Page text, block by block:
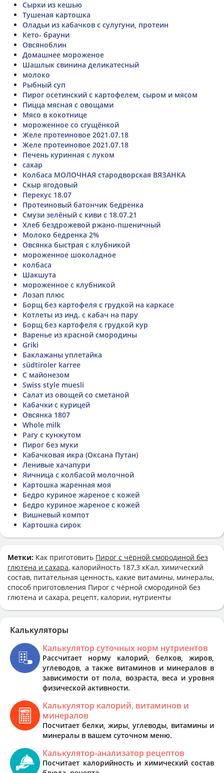
Сырки из кешью
Тушеная картошка
Оладьи из кабачков с сулугуни, протеин
Кето- брауни
Овсяноблин
Домашнее мороженое
Шашлык свинина деликатесный
молоко
Рыбный суп
Пирог осетинский с картофелем, сыром и мясом
Пицца мясная с овощами
Мясо в кокотнице
мороженное со сгущёнкой
Желе протеиновое 2021.07.18
Желе протеиновое 2021.07.18
Печень куринная с луком
сахар
Колбаса МОЛОЧНАЯ стародворская ВЯЗАНКА
Скыр ягодовый
Перекус 18.07
Протеиновый батончик бедренка
Смузи зелёный с киви с 18.07.21
Хлеб бездрожевой ржано-пшеничный
Молоко бедренка 2%
Овсянка быстрая с клубникой
мороженное шоколадное
колбаса
Шакшута
мороженное с клубникой
Лозап плюс
Борщ без картофеля с грудкой на каркасе
Котлеты из инд. с кабач на пару
Борщ без картофеля с грудкой кур
Варенье из красной смородины
Griki
Баклажаны уплетайка
südtiroler karree
С майонезом
Swiss style muesli
Салат из овощей со сметаной
Кабачки с курицей
Овсянка 1807
Whole milk
Рагу с кунжутом
Пирог без муки
Кабачковая икра (Оксана Путан)
Ленивые хачапури
Яичница с колбасой молочной
Картошка жаренная моя
Бедро куриное жареное с кожей
Бедро куриное жареное с кожей
Вишневый компот
Картошка сирок
Метки: Как приготовить Пирог с чёрной смородиной без
глютена и сахара, калорийность 187,3 кКал, химический
состав, питательная ценность, какие витамины, минералы,
способ приготовления Пирог с чёрной смородиной без
глютена и сахара, рецепт, калории, нутриенты
Калькуляторы
Калькулятор суточных норм нутриентов
Рассчитает норму калорий, белков, жиров,
углеводов, а также витаминов и минералов в
зависимости от пола, возраста, веса и уровня
физической активности.
Калькулятор калорий, витаминов и
минералов
Посчитает белки, жиры, углеводы, витамины и
минералы в вашем суточном меню.
Калькулятор-анализатор рецептов
Посчитает калорийность и химический состав